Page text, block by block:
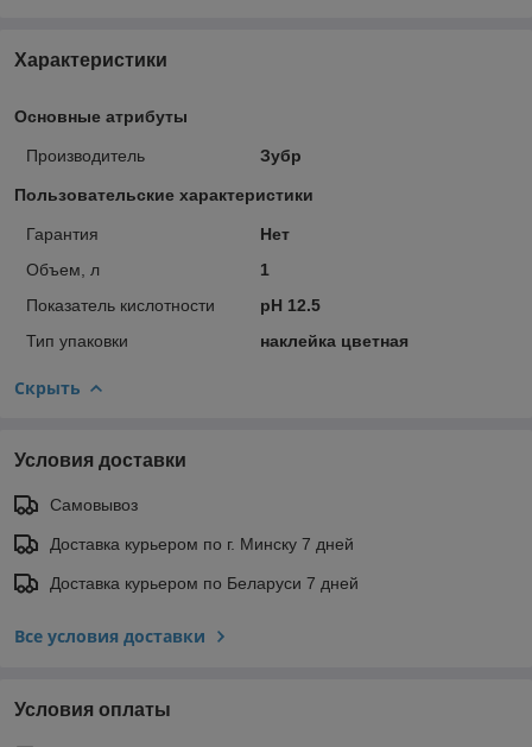
Характеристики
Основные атрибуты
Производитель Зубр
Пользовательские характеристики
Гарантия
Нет
Объем, л
1
Показатель кислотности
pH 12.5
Тип упаковки
наклейка цветная
Скрыть
Условия доставки
Самовывоз
Доставка курьером по г. Минску 7 дней
Доставка курьером по Беларуси 7 дней
Все условия доставки
Условия оплаты